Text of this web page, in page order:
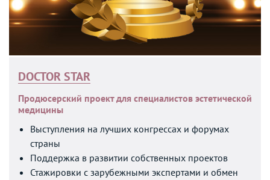
DOCTOR STAR
Продюсерский проект для специалистов эстетической
медицины
Выступления на лучших конгрессах и форумах
страны
Поддержка в развитии собственных проектов
Стажировки с зарубежными экспертами и обмен